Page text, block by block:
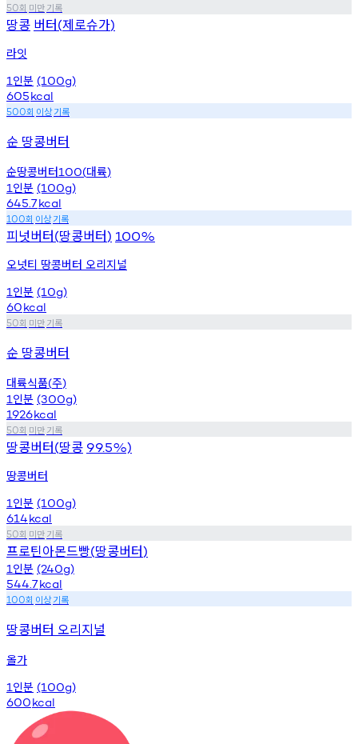
50회 미만기록
땅콩 버터(제로슈가)
라잇
1 인분 (100g)
605kcal
500회 이상기록
순 땅콩버터
순땅콩버터100(대륙)
1 인분 (100g)
645.7kcal
100회 이상기록
피넛버터(땅콩버터) 100%
오넛티 땅콩버터 오리지널
1 인분 (10g)
60kcal
50회 미만기록
순 땅콩버터
대륙식품(주)
1 인분 (300g)
1926kcal
50회 미만기록
땅콩버터(땅콩 99.5%)
땅콩버터
1 인분 (100g)
614kcal
50회 미만기록
프로틴아몬드빵(땅콩버터)
1 인분 (240g)
544.7kcal
100회 이상기록
땅콩버터 오리지널
올가
1 인분 (100g)
600kcal